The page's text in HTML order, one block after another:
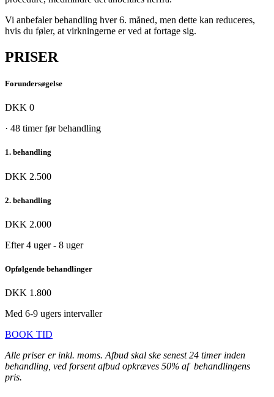
Vi anbefaler behandling hver 6. måned, men dette kan reduceres,
hvis du føler, at virkningerne er ved at fortage sig.
PRISER
Forundersøgelse
DKK 0
· 48 timer før behandling
1. behandling
DKK 2.500
2. behandling
DKK 2.000
Efter 4 uger - 8 uger
Opfølgende behandlinger
DKK 1.800
Med 6-9 ugers intervaller
BOOK TID
Alle priser er inkl. moms. Afbud skal ske senest 24 timer inden
behandling, ved forsent afbud opkræves 50% af behandlingens
pris.